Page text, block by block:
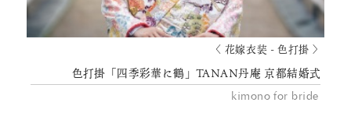
〈 花嫁衣装 - 色打掛 〉
色打掛「四季彩華に鶴」TANAN丹庵 京都結婚式
kimono for bride